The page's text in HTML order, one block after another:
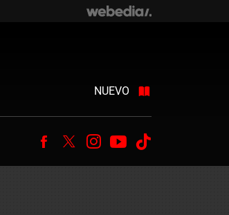
NUEVO
Facebook
TwitterInstagram
Youtube